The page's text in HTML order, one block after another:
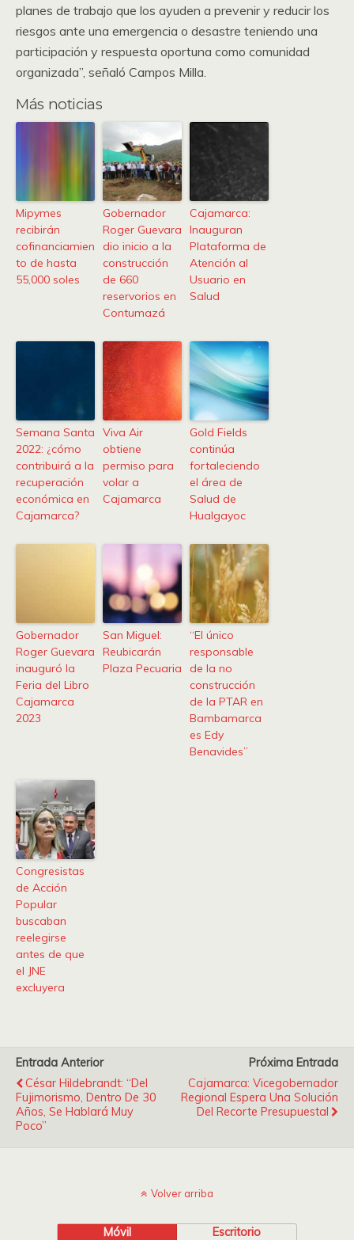
planes de trabajo que los ayuden a prevenir y reducir los
riesgos ante una emergencia o desastre teniendo una
participación y respuesta oportuna como comunidad
organizada”, señaló Campos Milla.
Más noticias
Mipymes
recibirán
cofinanciamien
to de hasta
55,000 soles
Gobernador
Roger Guevara
dio inicio a la
construcción
de 660
reservorios en
Contumazá
Cajamarca:
Inauguran
Plataforma de
Atención al
Usuario en
Salud
Semana Santa
2022: ¿cómo
contribuirá a la
recuperación
económica en
Cajamarca?
Viva Air
obtiene
permiso para
volar a
Cajamarca
Gold Fields
continúa
fortaleciendo
el área de
Salud de
Hualgayoc
Gobernador
Roger Guevara
inauguró la
Feria del Libro
Cajamarca
2023
San Miguel:
Reubicarán
Plaza Pecuaria
“El único
responsable
de la no
construcción
de la PTAR en
Bambamarca
es Edy
Benavides”
Congresistas
de Acción
Popular
buscaban
reelegirse
antes de que
el JNE
excluyera
Entrada Anterior
César Hildebrandt: “Del
Fujimorismo, Dentro De 30
Años, Se Hablará Muy
Poco”
Próxima Entrada
Cajamarca: Vicegobernador
Regional Espera Una Solución
Del Recorte Presupuestal
Volver arriba
Móvil Escritorio